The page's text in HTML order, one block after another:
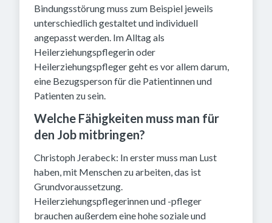
Bindungsstörung muss zum Beispiel jeweils
unterschiedlich gestaltet und individuell
angepasst werden. Im Alltag als
Heilerziehungspflegerin oder
Heilerziehungspfleger geht es vor allem darum,
eine Bezugsperson für die Patientinnen und
Patienten zu sein.
Welche Fähigkeiten muss man für
den Job mitbringen?
Christoph Jerabeck: In erster muss man Lust
haben, mit Menschen zu arbeiten, das ist
Grundvoraussetzung.
Heilerziehungspflegerinnen und -pfleger
brauchen außerdem eine hohe soziale und